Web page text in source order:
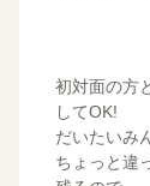
初対面の方
してOK!
だいたいみ
ちょっと違